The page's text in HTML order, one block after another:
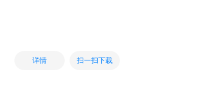
详情 扫一扫下载